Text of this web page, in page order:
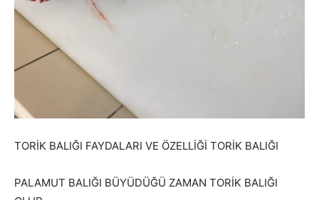
TORİK BALIĞI FAYDALARI VE ÖZELLİĞİ TORİK BALIĞI
PALAMUT BALIĞI BÜYÜDÜĞÜ ZAMAN TORİK BALIĞI